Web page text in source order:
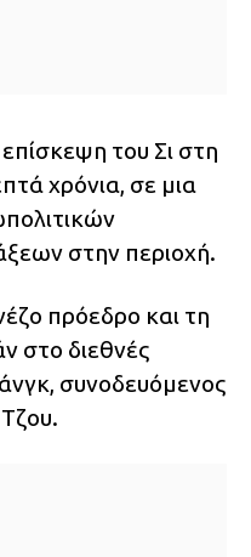
του Σι στη
χρόνια, σε μια
στην περιοχή.
πρόεδρο και τη
στο διεθνές
συνοδευόμενος